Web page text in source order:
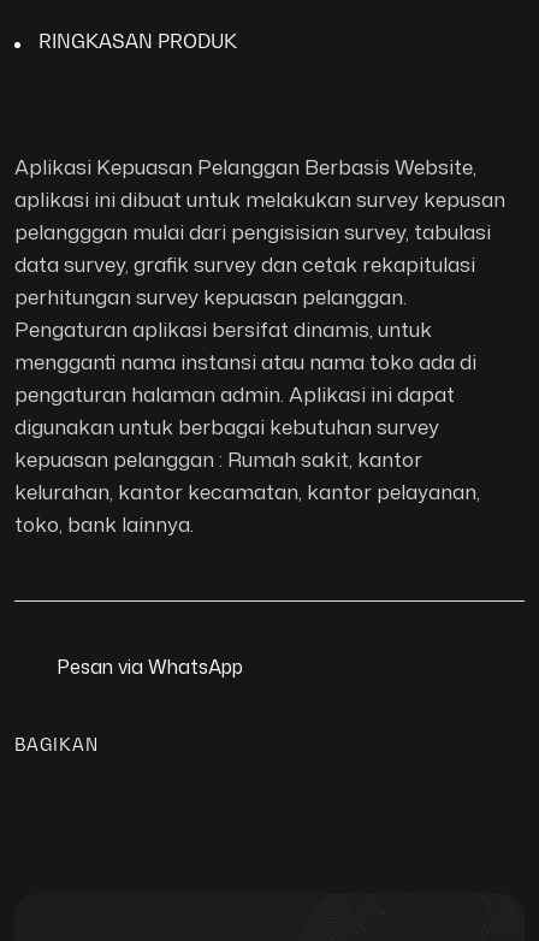
RINGKASAN PRODUK
Aplikasi Kepuasan Pelanggan Berbasis Website,
aplikasi ini dibuat untuk melakukan survey kepusan
pelangggan mulai dari pengisisian survey, tabulasi
data survey, grafik survey dan cetak rekapitulasi
perhitungan survey kepuasan pelanggan.
Pengaturan aplikasi bersifat dinamis, untuk
mengganti nama instansi atau nama toko ada di
pengaturan halaman admin. Aplikasi ini dapat
digunakan untuk berbagai kebutuhan survey
kepuasan pelanggan : Rumah sakit, kantor
kelurahan, kantor kecamatan, kantor pelayanan,
toko, bank lainnya.
Pesan via WhatsApp
BAGIKAN